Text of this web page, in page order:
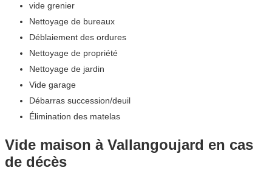
vide grenier
Nettoyage de bureaux
Déblaiement des ordures
Nettoyage de propriété
Nettoyage de jardin
Vide garage
Débarras succession/deuil
Élimination des matelas
Vide maison à Vallangoujard en cas
de décès